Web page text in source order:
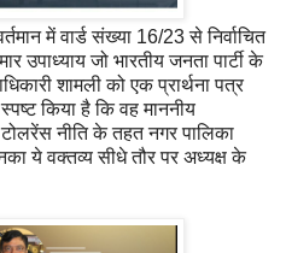
में वार्ड संख्या 16/23 से निर्वाचित
जो भारतीय जनता पार्टी के
शामली को एक प्रार्थना पत्र
किया है कि वह माननीय
नीति के तहत नगर पालिका
ये वक्तव्य सीधे तौर पर अध्यक्ष के